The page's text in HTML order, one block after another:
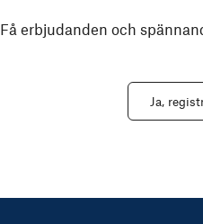
Få erbjudanden och
Ja,